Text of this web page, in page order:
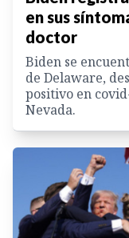
en sus
doctor
Biden se
de Delaware,
positivo en
Nevada.